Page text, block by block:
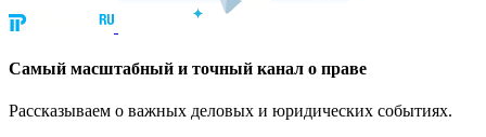
Cамый масштабный и точный канал о праве
Рассказываем о важных деловых и юридических событиях.